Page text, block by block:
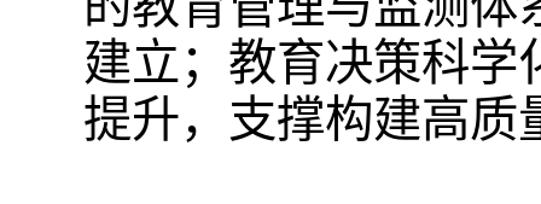
建立；教育决策科学
提升，支撑构建高质